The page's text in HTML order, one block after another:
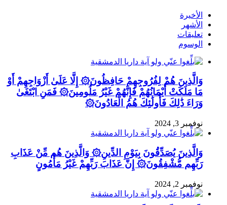
الأخيرة
الأشهر
تعليقات
الوسوم
وَالَّذِينَ هُمْ لِفُرُوجِهِمْ حَافِظُونَ۞ إِلَّا عَلَىٰ أَزْوَاجِهِمْ أَوْ
مَا مَلَكَتْ أَيْمَانُهُمْ فَإِنَّهُمْ غَيْرُ مَلُومِينَ۞ فَمَنِ ابْتَغَىٰ
وَرَاءَ ذَٰلِكَ فَأُولَٰئِكَ هُمُ الْعَادُونَ۞
نوفمبر 3, 2024
وَالَّذِينَ يُصَدِّقُونَ بِيَوْمِ الدِّينِ۞ وَالَّذِينَ هُم مِّنْ عَذَابِ
رَبِّهِم مُّشْفِقُونَ۞ إِنَّ عَذَابَ رَبِّهِمْ غَيْرُ مَأْمُونٍ
نوفمبر 2, 2024